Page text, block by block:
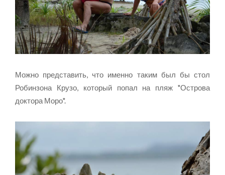
Можно представить, что именно таким был бы стол
Робинзона Крузо, который попал на пляж "Острова
доктора Моро".